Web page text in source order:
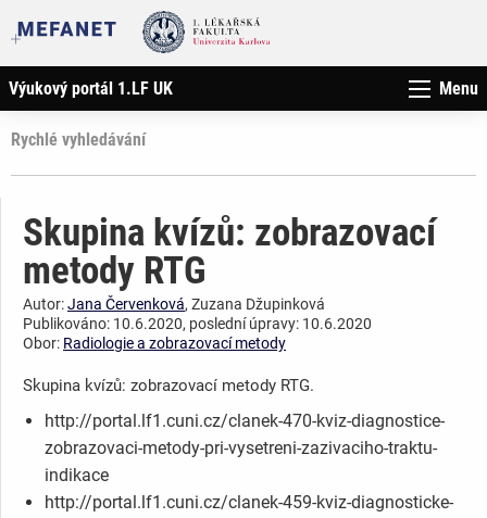
Výukový portál 1.LF UK Menu
Rychlé vyhledávání
Skupina kvízů: zobrazovací
metody RTG
Autor:Jana Červenková, Zuzana Džupinková
Publikováno: 10.6.2020, poslední úpravy: 10.6.2020
Obor: Radiologie a zobrazovací metody
Skupina kvízů: zobrazovací metody RTG.
http://portal.lf1.cuni.cz/clanek-470-kviz-diagnostice-
zobrazovaci-metody-pri-vysetreni-zazivaciho-traktu-
indikace
http://portal.lf1.cuni.cz/clanek-459-kviz-diagnosticke-